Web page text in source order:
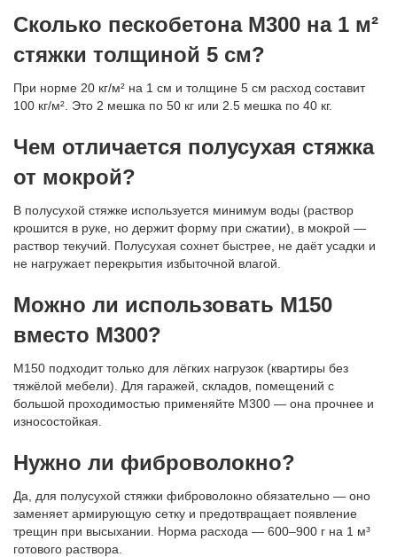
Сколько пескобетона М300 на 1 м²
стяжки толщиной 5 см?
При норме 20 кг/м² на 1 см и толщине 5 см расход составит
100 кг/м². Это 2 мешка по 50 кг или 2.5 мешка по 40 кг.
Чем отличается полусухая стяжка
от мокрой?
В полусухой стяжке используется минимум воды (раствор
крошится в руке, но держит форму при сжатии), в мокрой —
раствор текучий. Полусухая сохнет быстрее, не даёт усадки и
не нагружает перекрытия избыточной влагой.
Можно ли использовать М150
вместо М300?
М150 подходит только для лёгких нагрузок (квартиры без
тяжёлой мебели). Для гаражей, складов, помещений с
большой проходимостью применяйте М300 — она прочнее и
износостойкая.
Нужно ли фиброволокно?
Да, для полусухой стяжки фиброволокно обязательно — оно
заменяет армирующую сетку и предотвращает появление
трещин при высыхании. Норма расхода — 600–900 г на 1 м³
готового раствора.